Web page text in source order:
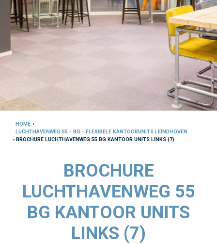
HOME ›
LUCHTHAVENWEG 55 - BG - FLEXIBELE KANTOORUNITS | EINDHOVEN
› BROCHURE LUCHTHAVENWEG 55 BG KANTOOR UNITS LINKS (7)
BROCHURE
LUCHTHAVENWEG 55
BG KANTOOR UNITS
LINKS (7)